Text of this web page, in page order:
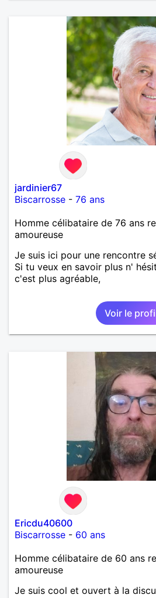
jardinier67
Biscarrosse - 76 ans
Homme célibataire de 76 ans
amoureuse
Je suis ici pour une rencontre
Si tu veux en savoir plus n'
c'est plus agréable,
Voir le
Ericdu40600
Biscarrosse - 60 ans
Homme célibataire de 60 ans
amoureuse
Je suis cool et ouvert à la